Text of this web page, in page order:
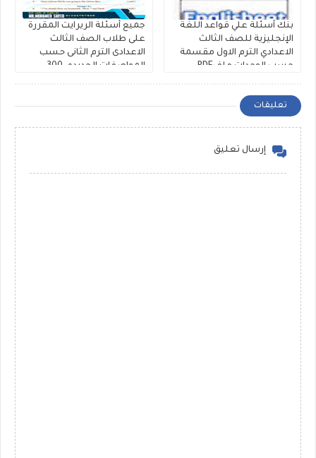
بنك أسئلة علي قواعد اللغة
الإنجليزية للصف الثالث
الاعدادي الترم الاول مقسمة
حسب الوحدات ملفPDF
جميع أسئلة الريرايت المقررة
على طلاب الصف الثالث
الاعدادى الترم الثانى حسب
المواصفات الجديده، 300
تعليقات
إرسال تعليق